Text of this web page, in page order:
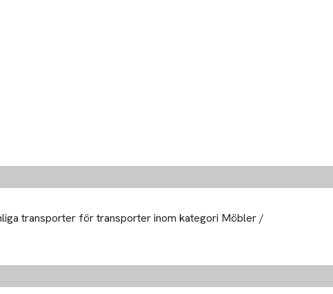
transporter för transporter inom kategori Möbler /